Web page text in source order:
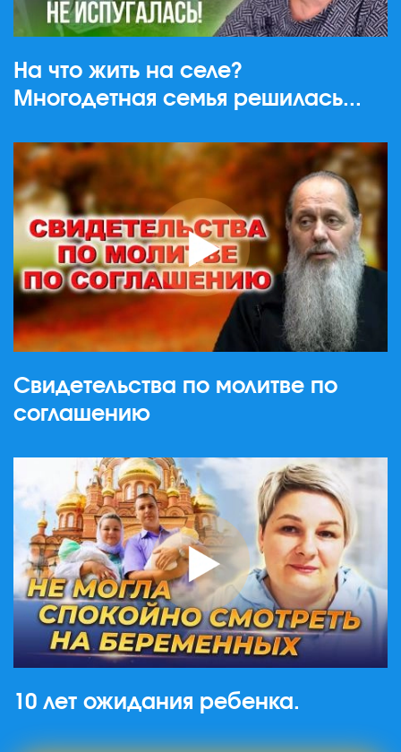
На что жить на селе?
Многодетная семья решилась...
Свидетельства по молитве по
соглашению
10 лет ожидания ребенка.